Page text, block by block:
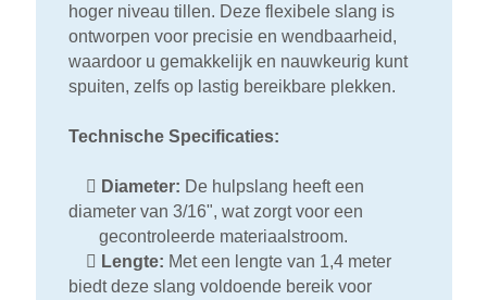
hoger niveau tillen. Deze flexibele slang is
ontworpen voor precisie en wendbaarheid,
waardoor u gemakkelijk en nauwkeurig kunt
spuiten, zelfs op lastig bereikbare plekken.
Technische Specificaties:
 Diameter: De hulpslang heeft een
diameter van 3/16", wat zorgt voor een
gecontroleerde materiaalstroom.
 Lengte: Met een lengte van 1,4 meter
biedt deze slang voldoende bereik voor